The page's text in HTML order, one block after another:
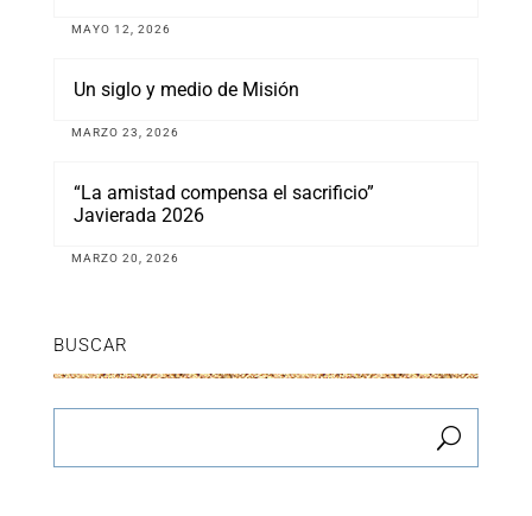
MAYO 12, 2026
Un siglo y medio de Misión
MARZO 23, 2026
“La amistad compensa el sacrificio”
Javierada 2026
MARZO 20, 2026
BUSCAR